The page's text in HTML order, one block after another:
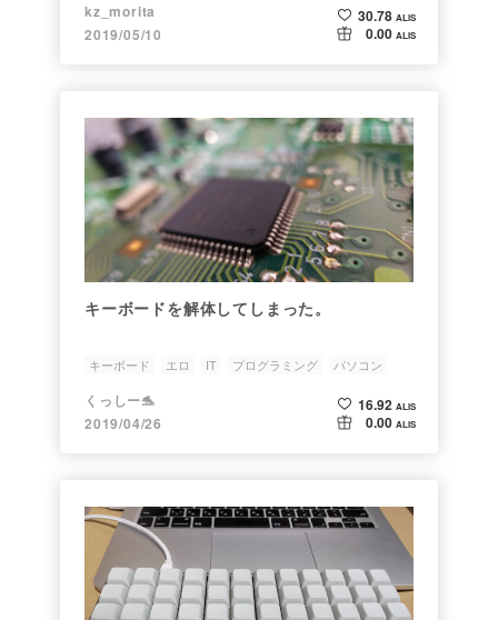
kz_morita
2019/05/10
30.78 ALIS
0.00 ALIS
キーボードを解体してしまった。
キーボード エロ IT プログラミング パソコン
くっしー🐬
2019/04/26
16.92 ALIS
0.00 ALIS